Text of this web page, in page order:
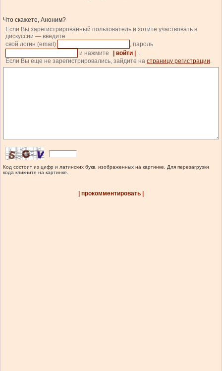
Что скажете, Аноним?
Если Вы зарегистрированный пользователь и хотите участвовать в
дискуссии — введите
свой логин (email)
, пароль
и нажмите
| войти |
.
Если Вы еще не зарегистрировались, зайдите на страницу регистрации.
Код состоит из цифр и латинских букв, изображенных на картинке. Для перезагрузки
кода кликните на картинке.
| прокомментировать |